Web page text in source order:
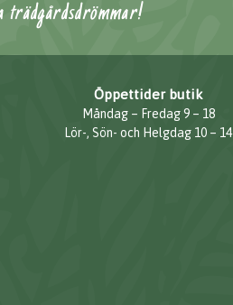
trädgårdsdrömmar!
Öppettider butik
Måndag – Fredag 9 – 18
Lör-, Sön- och Helgdag 10 – 14